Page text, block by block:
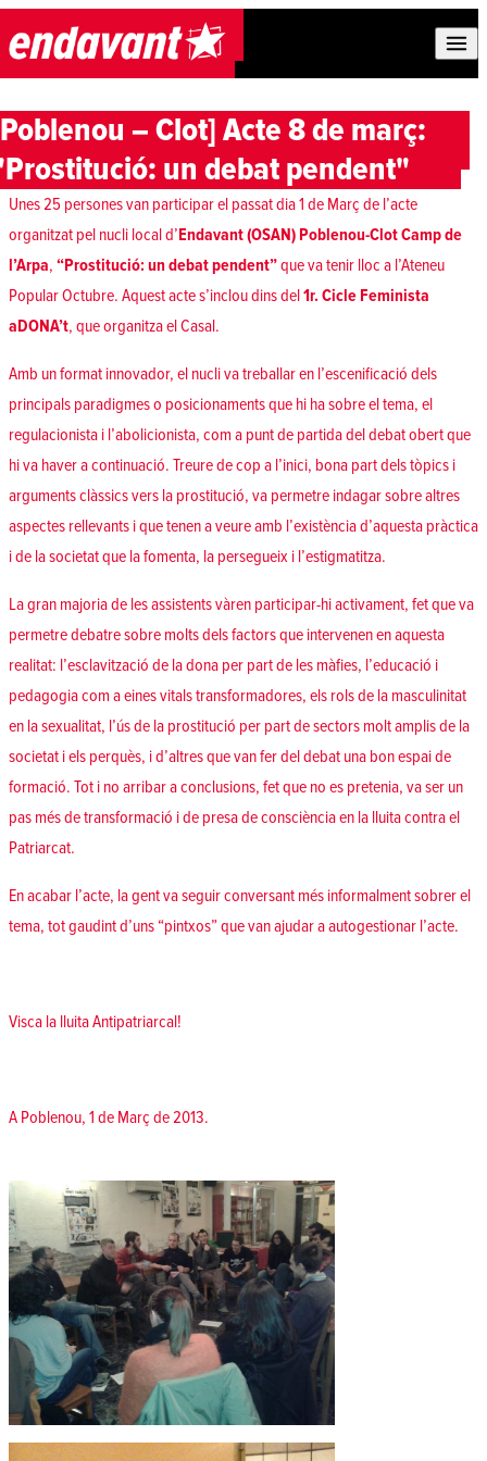
Skip to content
– Clot] Acte 8 de març:
un debat pendent"
Unes 25 persones van participar el passat dia 1 de Març de l’acte
organitzat pel nucli local d’Endavant (OSAN) Poblenou-Clot Camp de
l’Arpa, “Prostitució: un debat pendent”que va tenir lloc a l’Ateneu
Popular Octubre. Aquest acte s’inclou dins del1r. Cicle Feminista
aDONA’t, que organitza el Casal.
Amb un format innovador, el nucli va treballar en l’escenificació dels
principals paradigmes o posicionaments que hi ha sobre el tema, el
regulacionista i l’abolicionista, com a punt de partida del debat obert que
hi va haver a continuació. Treure de cop a l’inici, bona part dels tòpics i
arguments clàssics vers la prostitució, va permetre indagar sobre altres
aspectes rellevants i que tenen a veure amb l’existència d’aquesta pràctica
i de la societat que la fomenta, la persegueix i l’estigmatitza.
La gran majoria de les assistents vàren participar-hi activament, fet que va
permetre debatre sobre molts dels factors que intervenen en aquesta
realitat: l’esclavització de la dona per part de les màfies, l’educació i
pedagogia com a eines vitals transformadores, els rols de la masculinitat
en la sexualitat, l’ús de la prostitució per part de sectors molt amplis de la
societat i els perquès, i d’altres que van fer del debat una bon espai de
formació. Tot i no arribar a conclusions, fet que no es pretenia, va ser un
pas més de transformació i de presa de consciència en la lluita contra el
Patriarcat.
En acabar l’acte, la gent va seguir conversant més informalment sobrer el
tema, tot gaudint d’uns “pintxos” que van ajudar a autogestionar l’acte.
Visca la lluita Antipatriarcal!
A Poblenou, 1 de Març de 2013.